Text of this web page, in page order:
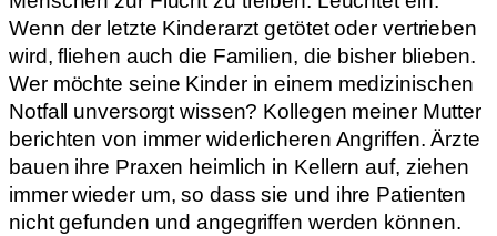
Wenn der letzte Kinderarzt getötet oder vertrieben
wird, fliehen auch die Familien, die bisher blieben.
Wer möchte seine Kinder in einem medizinischen
Notfall unversorgt wissen? Kollegen meiner Mutter
berichten von immer widerlicheren Angriffen. Ärzte
bauen ihre Praxen heimlich in Kellern auf, ziehen
immer wieder um, so dass sie und ihre Patienten
nicht gefunden und angegriffen werden können.